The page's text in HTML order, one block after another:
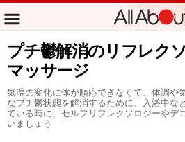
プチ鬱解消のリフレク
マッサージ
気温の変化に体が順応できなくて、体調や
なプチ鬱状態を解消するために、入浴中な
ている時に、セルフリフレクソロジーやデ
いましょう